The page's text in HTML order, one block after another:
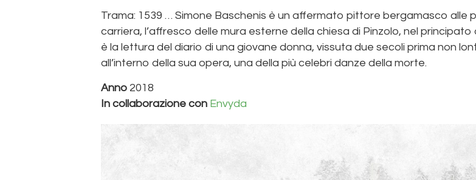
Trama: 1539…Simone Baschenis è un affermato pittore bergamasco alle
carriera, l’affresco delle mura esterne dellachiesa di Pinzolo, nel principato
è la lettura deldiario di una giovane donna, vissuta due secoli prima non
all’interno della sua opera, una della più celebri danze della morte.
Anno 2018
In collaborazione con Envyda